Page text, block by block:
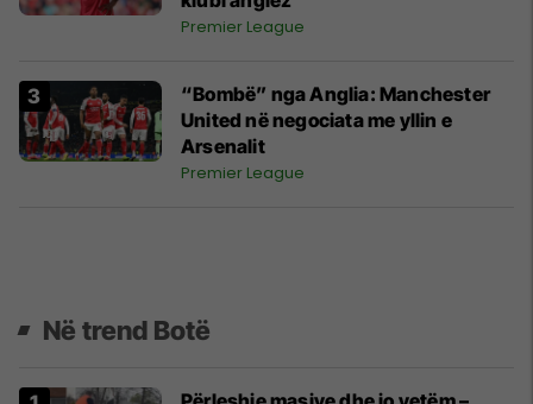
Premier League
“Bombë” nga Anglia: Manchester
United në negociata me yllin e
Arsenalit
Premier League
Në trend Botë